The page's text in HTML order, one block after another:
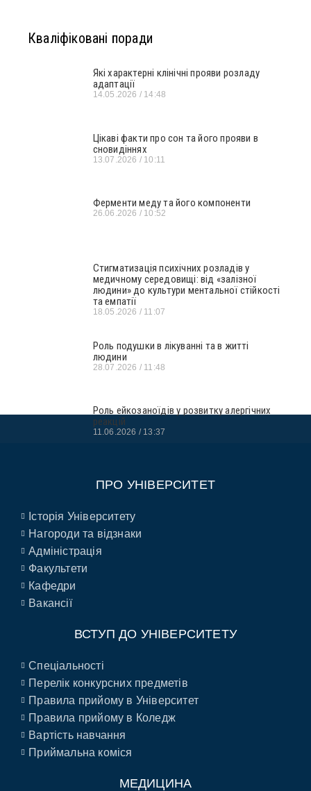
Кваліфіковані поради
Які характерні клінічні прояви розладу
адаптації
14.05.2026 14:48
Цікаві факти про сон та його прояви в
сновидіннях
13.07.2026 10:11
Ферменти меду та його компоненти
26.06.2026 10:52
Стигматизація психічних розладів у
медичному середовищі: від «залізної
людини» до культури ментальної стійкості
та емпатії
18.05.2026 11:07
Роль подушки в лікуванні та в житті
людини
28.07.2026 11:48
Роль ейкозаноїдів у розвитку алергічних
реакцій
11.06.2026 13:37
ПРО УНІВЕРСИТЕТ
Історія Університету
Нагороди та відзнаки
Адміністрація
Факультети
Кафедри
Вакансії
ВСТУП ДО УНІВЕРСИТЕТУ
Спеціальності
Перелік конкурсних предметів
Правила прийому в Університет
Правила прийому в Коледж
Вартість навчання
Приймальна коміся
МЕДИЦИНА